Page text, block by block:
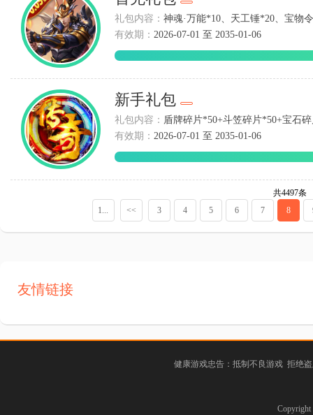
礼包内容： 神魂·万能*10、天工锤*20、宝物
有效期： 2026-07-01 至 2035-01-06
新手礼包
礼包内容： 盾牌碎片*50+斗笠碎片*50+宝石
有效期： 2026-07-01 至 2035-01-06
共4497条
1...
<< 3 4 5 6 7 8
友情链接
健康游戏忠告：抵制不良游戏 拒绝